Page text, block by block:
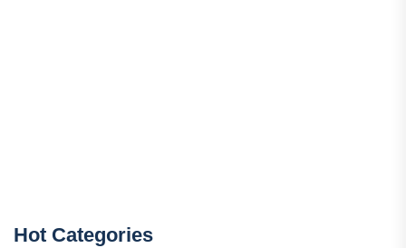
Hot Categories